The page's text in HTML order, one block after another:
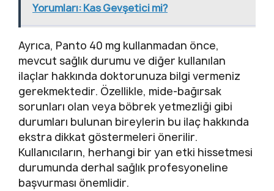
Yorumları: Kas Gevşetici mi?
Ayrıca, Panto 40 mg kullanmadan önce,
mevcut sağlık durumu ve diğer kullanılan
ilaçlar hakkında doktorunuza bilgi vermeniz
gerekmektedir. Özellikle, mide-bağırsak
sorunları olan veya böbrek yetmezliği gibi
durumları bulunan bireylerin bu ilaç hakkında
ekstra dikkat göstermeleri önerilir.
Kullanıcıların, herhangi bir yan etki hissetmesi
durumunda derhal sağlık profesyoneline
başvurması önemlidir.